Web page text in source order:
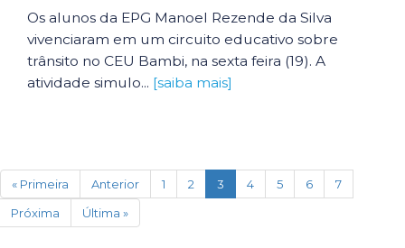
Os alunos da EPG Manoel Rezende da Silva
vivenciaram em um circuito educativo sobre
trânsito no CEU Bambi, na sexta feira (19). A
atividade simulo... [saiba mais]
« Primeira Anterior 1 2 3 (current)
4 5 6
7
Próxima
Última »